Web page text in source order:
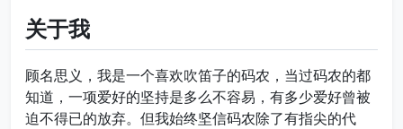
关于我
顾名思义，我是一个喜欢吹笛子的码农，当过码农的都
知道，一项爱好的坚持是多么不容易，有多少爱好曾被
迫不得已的放弃。但我始终坚信码农除了有指尖的代